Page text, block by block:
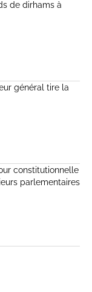
de dirhams à
général tire la
constitutionnelle
parlementaires